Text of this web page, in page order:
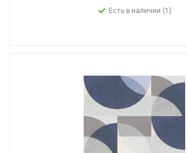
Есть в наличии (1)